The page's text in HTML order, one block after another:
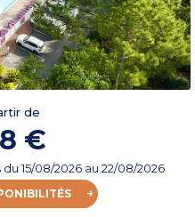
de
€
du15/08/2026au 22/08/2026